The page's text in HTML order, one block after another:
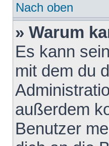
Nach oben
» Warum
Es kann
mit dem du
außerdem
Benutzer